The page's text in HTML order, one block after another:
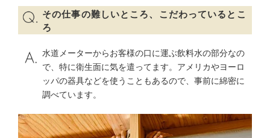
その仕事の難しいところ、こだわっているとこ
ろ
水道メーターからお客様の口に運ぶ飲料水の部分なの
で、特に衛生面に気を遣ってます。アメリカやヨーロ
ッパの器具などを使うこともあるので、事前に綿密に
調べています。